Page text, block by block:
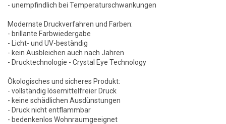
- unempfindlich bei Temperaturschwankungen
Modernste Druckverfahren und Farben:
- brillante Farbwiedergabe
- Licht- und UV-beständig
- kein Ausbleichen auch nach Jahren
- Drucktechnologie - Crystal Eye Technology
Ökologisches und sicheres Produkt:
- vollständig lösemittelfreier Druck
- keine schädlichen Ausdünstungen
- Druck nicht entflammbar
- bedenkenlos Wohnraumgeeignet